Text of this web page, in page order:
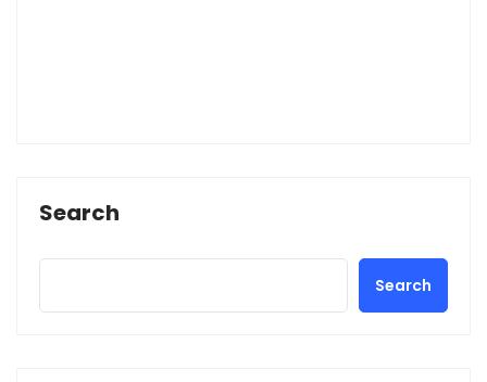
Search
Search